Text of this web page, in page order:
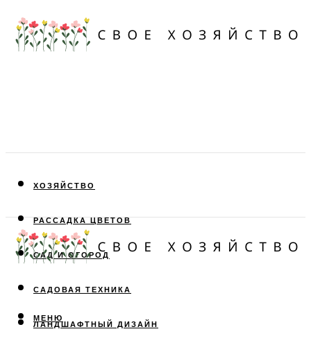
ХОЗЯЙСТВО
РАССАДКА ЦВЕТОВ
САД И ОГОРОД
САДОВАЯ ТЕХНИКА
ЛАНДШАФТНЫЙ ДИЗАЙН
МЕНЮ